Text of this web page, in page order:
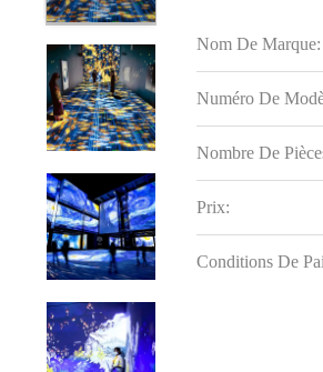
Nom De Marque:
Numéro De
Nombre De
Prix:
Conditions De